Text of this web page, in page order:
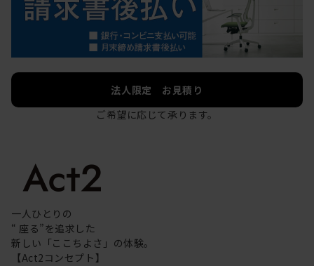
法人限定 お見積り
ご希望に応じて承ります。
一人ひとりの
“ 座る”を追求した
新しい「ここちよさ」の体験。
【Act2コンセプト】